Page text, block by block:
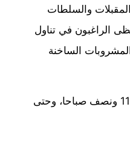
والسلطات
الراغبون في تناول
الساخنة
يوميا من الساعة 11 ونصف صباحا، وحتى